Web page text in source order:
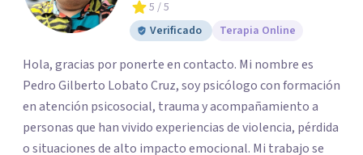
5 / 5
Verificado
Terapia Online
Hola, gracias por ponerte en contacto. Mi nombre es
Pedro Gilberto Lobato Cruz, soy psicólogo con formación
en atención psicosocial, trauma y acompañamiento a
personas que han vivido experiencias de violencia, pérdida
o situaciones de alto impacto emocional. Mi trabajo se